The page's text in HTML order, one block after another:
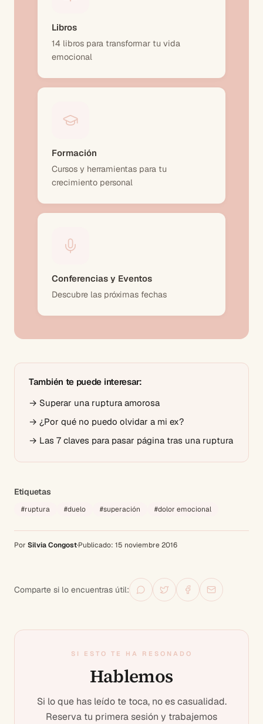
Libros
14 libros para transformar tu vida
emocional
Formación
Cursos y herramientas para tu
crecimiento personal
Conferencias y Eventos
Descubre las próximas fechas
También te puede interesar:
→ Superar una ruptura amorosa
→ ¿Por qué no puedo olvidar a mi ex?
→ Las 7 claves para pasar página tras una ruptura
Etiquetas
#ruptura #duelo #superación #dolor emocional
Por Silvia Congost·Publicado: 15 noviembre 2016
Comparte si lo encuentras útil:
SI ESTO TE HA RESONADO
Hablemos
Si lo que has leído te toca, no es casualidad.
Reserva tu primera sesión y trabajemos